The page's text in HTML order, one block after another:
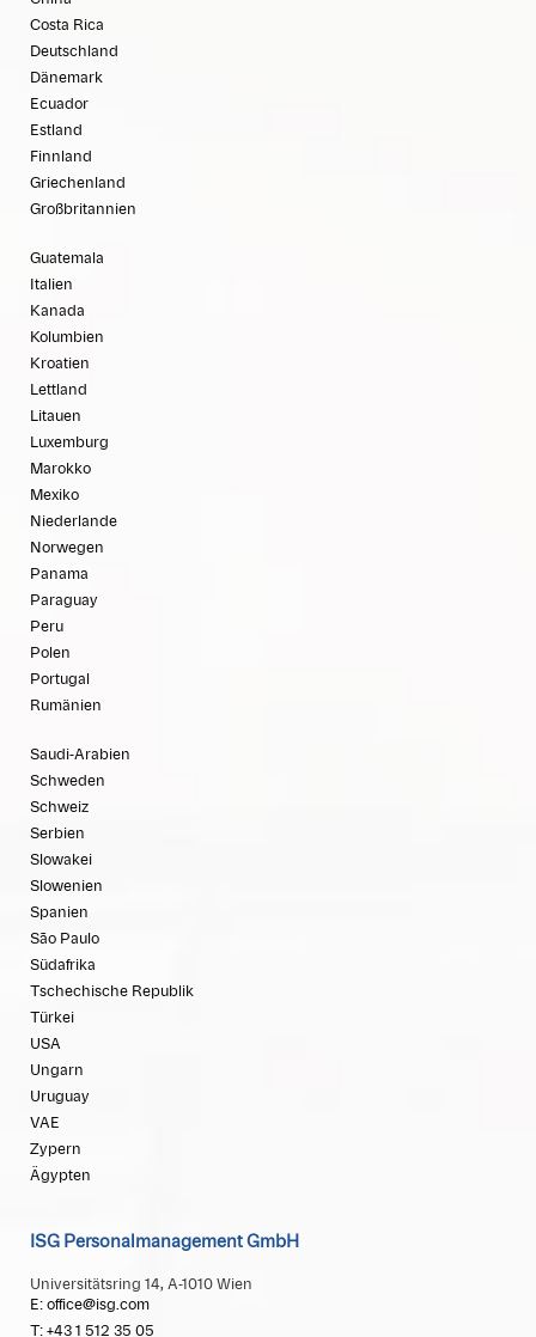
Costa Rica
Deutschland
Dänemark
Ecuador
Estland
Finnland
Griechenland
Großbritannien
Guatemala
Italien
Kanada
Kolumbien
Kroatien
Lettland
Litauen
Luxemburg
Marokko
Mexiko
Niederlande
Norwegen
Panama
Paraguay
Peru
Polen
Portugal
Rumänien
Saudi-Arabien
Schweden
Schweiz
Serbien
Slowakei
Slowenien
Spanien
São Paulo
Südafrika
Tschechische Republik
Türkei
USA
Ungarn
Uruguay
VAE
Zypern
Ägypten
ISG Personalmanagement GmbH
Universitätsring 14, A-1010 Wien
E: office@isg.com
T: +43 1 512 35 05